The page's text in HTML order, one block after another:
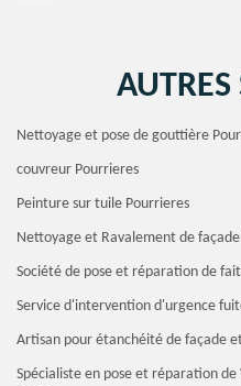
AUTRES
Nettoyage et pose de gouttière
couvreur Pourrieres
Peinture sur tuile Pourrieres
Nettoyage et Ravalement de
Société de pose et réparation de
Service d'intervention d'urgence
Artisan pour étanchéité de façade
Spécialiste en pose et réparation